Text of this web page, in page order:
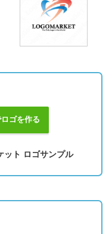
ゴを作る